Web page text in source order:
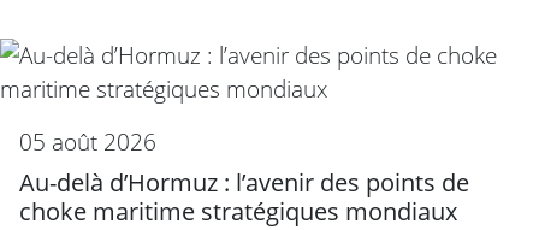
05 août 2026
Au-delà d’Hormuz : l’avenir des points de
choke maritime stratégiques mondiaux